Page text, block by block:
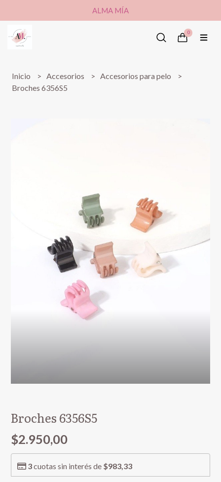
ALMA MÍA
0
Inicio Accesorios
Accesorios para pelo
Broches 6356S5
Broches 6356S5
$2.950,00
3cuotas sin interés de $983,33